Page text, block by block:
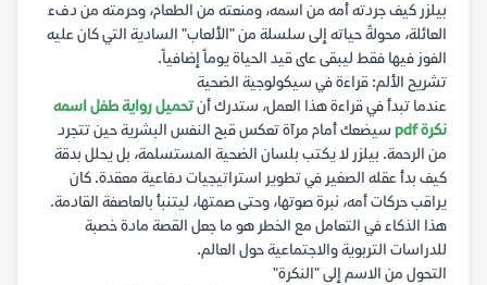
بيلزر كيف جردته أمه من اسمه، ومنعته من الطعام، وحرمته من دفء
العائلة، محولةً حياته إلى سلسلة من "الألعاب" السادية التي كان عليه
الفوز فيها فقط ليبقى على قيد الحياة يوماً إضافياً.
تشريح الألم: قراءة في سيكولوجية الضحية
عندما تبدأ في قراءة هذا العمل، ستدرك أنتحميل رواية طفل اسمه
نكرة pdf
سيضعك أمام مرآة تعكس قبح النفس البشرية حين تتجرد
من الرحمة. بيلزر لا يكتب بلسان الضحية المستسلمة، بل يحلل بدقة
كيف بدأ عقله الصغير في تطوير استراتيجيات دفاعية معقدة. كان
يراقب حركات أمه، نبرة صوتها، وحتى صمتها، ليتنبأ بالعاصفة القادمة.
هذا الذكاء في التعامل مع الخطر هو ما جعل القصة مادة خصبة
للدراسات التربوية والاجتماعية حول العالم.
التحول من الاسم إلى "النكرة"